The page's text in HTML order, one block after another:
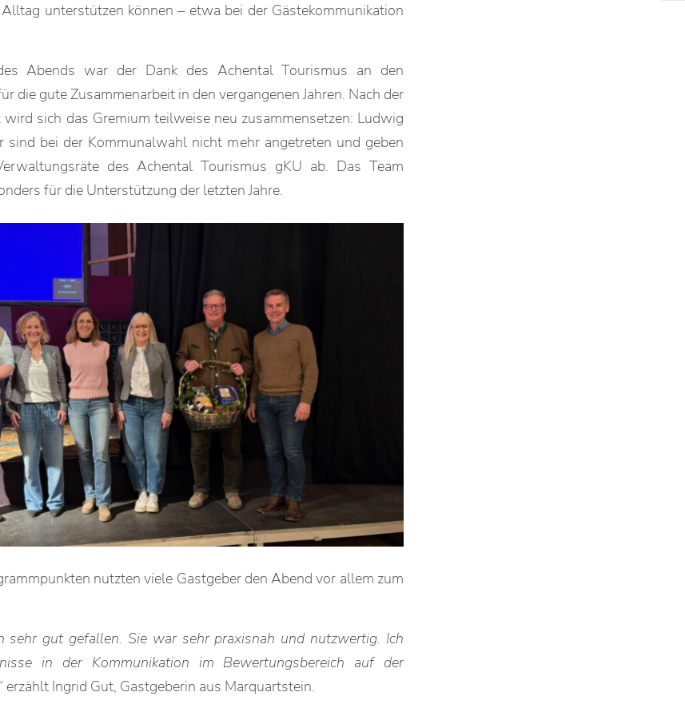
unterstützen können – etwa bei der Gästekommunikation
Abends war der Dank des Achental Tourismus an den
die gute Zusammenarbeit in den vergangenen Jahren. Nach der
sich das Gremium teilweise neu zusammensetzen: Ludwig
sind bei der Kommunalwahl nicht mehr angetreten und geben
des Achental Tourismus gKU ab. Das Team
für die Unterstützung der letzten Jahre.
nutzten viele Gastgeber den Abend vor allem zum
sehr gut gefallen. Sie war sehr praxisnah und nutzwertig. Ich
in der Kommunikation im Bewertungsbereich auf der
“ erzählt Ingrid Gut, Gastgeberin aus Marquartstein.